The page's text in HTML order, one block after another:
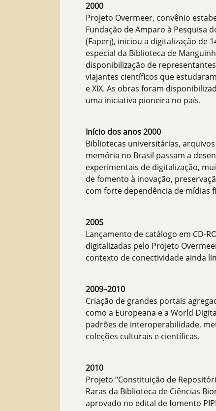
2000
Projeto Overmeer, convênio
Fundação de Amparo à Pesquisa
(Faperj), iniciou a digitalização de
especial da Biblioteca de
disponibilização de
viajantes científicos que
e XIX. As obras foram
uma iniciativa pioneira no país.
Início dos anos 2000
Bibliotecas universitárias,
memória no Brasil passam a
experimentais de digitalização,
de fomento à inovação,
com forte dependência de mídias
2005
Lançamento de catálogo em CD-
digitalizadas pelo Projeto
contexto de conectividade ainda
2009–2010
Criação de grandes portais
como a Europeana e a World
padrões de interoperabilidade,
coleções culturais e científicas.
2010
Projeto “Constituição de
Raras da Biblioteca de Ciências
aprovado no edital de fomento